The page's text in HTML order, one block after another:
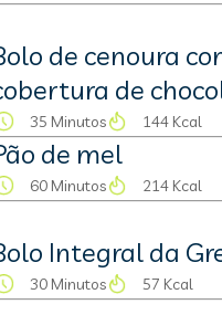
de cenoura
de
35 Minutos 144 Kcal
de mel
60 Minutos 214 Kcal
Integral da
30 Minutos 57 Kcal